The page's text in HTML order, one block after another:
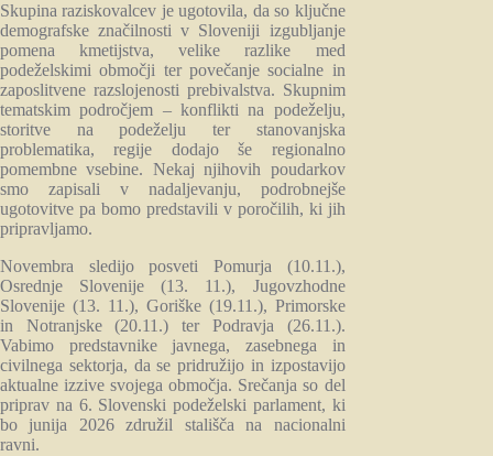
Skupina raziskovalcev je ugotovila, da so ključne
demografske značilnosti v Sloveniji izgubljanje
pomena kmetijstva, velike razlike med
podeželskimi območji ter povečanje socialne in
zaposlitvene razslojenosti prebivalstva. Skupnim
tematskim področjem – konflikti na podeželju,
storitve na podeželju ter stanovanjska
problematika, regije dodajo še regionalno
pomembne vsebine. Nekaj njihovih poudarkov
smo zapisali v nadaljevanju, podrobnejše
ugotovitve pa bomo predstavili v poročilih, ki jih
pripravljamo.
Novembra sledijo posveti Pomurja (10.11.),
Osrednje Slovenije (13. 11.), Jugovzhodne
Slovenije (13. 11.), Goriške (19.11.), Primorske
in Notranjske (20.11.) ter Podravja (26.11.).
Vabimo predstavnike javnega, zasebnega in
civilnega sektorja, da se pridružijo in izpostavijo
aktualne izzive svojega območja. Srečanja so del
priprav na 6. Slovenski podeželski parlament, ki
bo junija 2026 združil stališča na nacionalni
ravni.